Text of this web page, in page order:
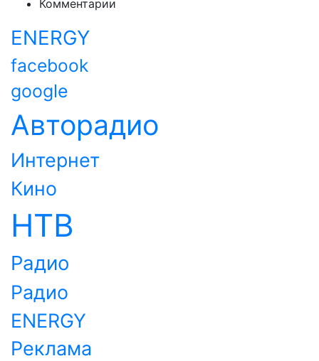
Комментарии
ENERGY
facebook
google
Авторадио
Интернет
Кино
НТВ
Радио
Радио
ENERGY
Реклама